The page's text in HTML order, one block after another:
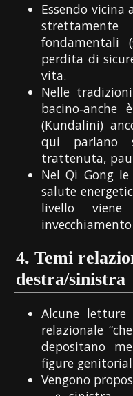
Essendo
fondamentali
perdita di
vita.
Nelle
bacino‑anche
(Kundalini)
qui parlano
trattenuta,
Nel Qi Gong
salute
livello
4. Temi
destra/sinistra
Alcune letture
relazionale
depositano
figure
Vengono